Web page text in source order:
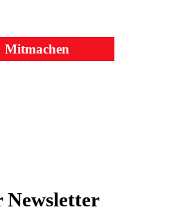
Mitmachen
Newsletter